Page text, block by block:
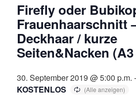
Firefly oder
Frauenhaarschnitt
Deckhaar / kurze
Seiten&Nacken
30. September 2019 @ 5:00 p.m.
KOSTENLOS